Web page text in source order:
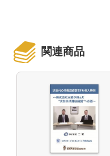
関連商品